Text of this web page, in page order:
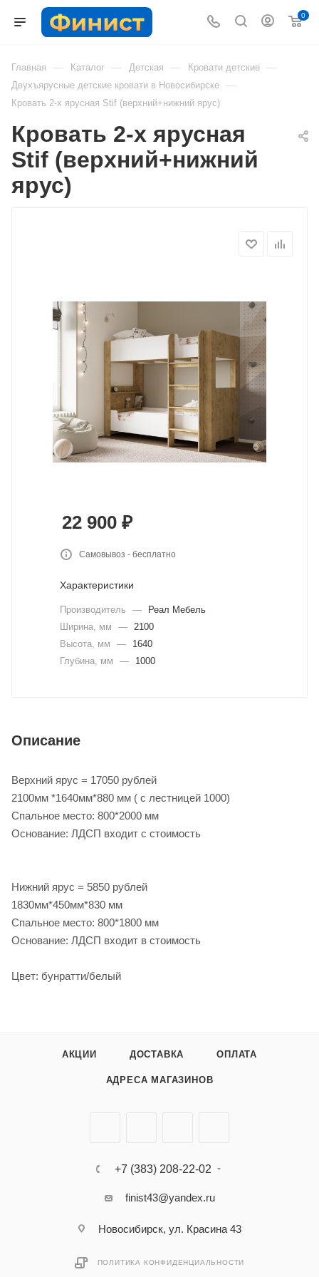
0
Главная — Каталог — Детская — Кровати детские —
Двухъярусные детские кровати в Новосибирске —
Кровать 2-х ярусная Stif (верхний+нижний ярус)
Кровать 2-х ярусная
Stif (верхний+нижний
ярус)
22 900 ₽
Самовывоз - бесплатно
Характеристики
Производитель —
Реал Мебель
Ширина, мм
— 2100
Высота, мм
—
1640
Глубина, мм
— 1000
Описание
Верхний ярус = 17050 рублей
2100мм *1640мм*880 мм ( с лестницей 1000)
Спальное место: 800*2000 мм
Основание: ЛДСП входит с стоимость
Нижний ярус = 5850 рублей
1830мм*450мм*830 мм
Спальное место: 800*1800 мм
Основание: ЛДСП входит в стоимость
Цвет: бунратти/белый
АКЦИИ ДОСТАВКА ОПЛАТА
АДРЕСА МАГАЗИНОВ
+7 (383) 208-22-02
finist43@yandex.ru
Новосибирск, ул. Красина 43
ПОЛИТИКА КОНФИДЕНЦИАЛЬНОСТИ